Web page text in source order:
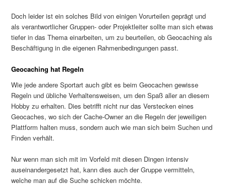
Doch leider ist ein solches Bild von einigen Vorurteilen geprägt und
als verantwortlicher Gruppen- oder Projektleiter sollte man sich etwas
tiefer in das Thema einarbeiten, um zu beurteilen, ob Geocaching als
Beschäftigung in die eigenen Rahmenbedingungen passt.
Geocaching hat Regeln
Wie jede andere Sportart auch gibt es beim Geocachen gewisse
Regeln und übliche Verhaltensweisen, um den Spaß aller an diesem
Hobby zu erhalten. Dies betrifft nicht nur das Verstecken eines
Geocaches, wo sich der Cache-Owner an die Regeln der jeweiligen
Plattform halten muss, sondern auch wie man sich beim Suchen und
Finden verhält.
Nur wenn man sich mit im Vorfeld mit diesen Dingen intensiv
auseinandergesetzt hat, kann dies auch der Gruppe vermitteln,
welche man auf die Suche schicken möchte.